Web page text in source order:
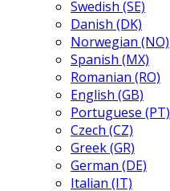
Swedish (SE)
Danish (DK)
Norwegian (NO)
Spanish (MX)
Romanian (RO)
English (GB)
Portuguese (PT)
Czech (CZ)
Greek (GR)
German (DE)
Italian (IT)